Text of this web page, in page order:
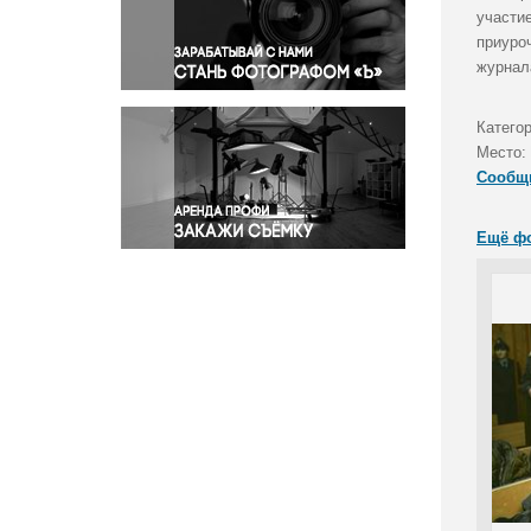
Правосудие
Происшествия и конфликты
Религия
Светская жизнь
Спорт
Экология
Экономика и бизнес
Место:
Ещё